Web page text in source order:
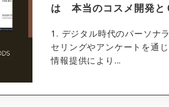
は 本当のコスメ開発と
1. デジタル時代のパーソナ
セリングやアンケートを通
情報提供により...